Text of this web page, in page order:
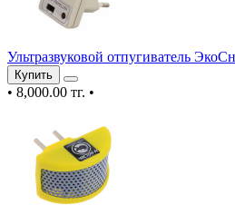
Ультразвуковой отпугиватель
Купить
• 8,000.00 тг. •